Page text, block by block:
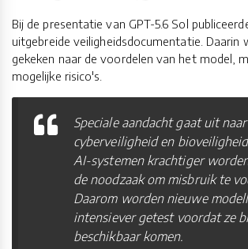
Bij de presentatie van GPT-5.6 Sol
uitgebreide veiligheidsdocumentatie. Daarin
gekeken naar de voordelen van het model,
mogelijke risico's.
Speciale aandacht gaat uit naar
cyberveiligheid en
AI-systemen krachtiger
de noodzaak om misbruik te
Daarom worden nieuwe
intensiever getest voordat ze
beschikbaar komen.